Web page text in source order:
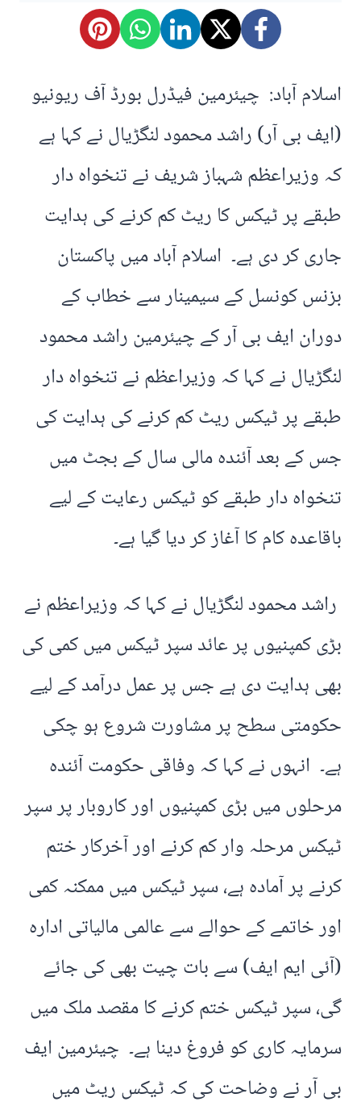
اسلام آباد: چیئرمین فیڈرل بورڈ آف ریونیو
(ایف بی آر) راشد محمود لنگڑیال نے کہا ہے
کہ وزیراعظم شہباز شریف نے تنخواہ دار
طبقے پر ٹیکس کا ریٹ کم کرنے کی ہدایت
جاری کر دی ہے۔ اسلام آباد میں پاکستان
بزنس کونسل کے سیمینار سے خطاب کے
دوران ایف بی آر کے چیئرمین راشد محمود
لنگڑیال نے کہا کہ وزیراعظم نے تنخواہ دار
طبقے پر ٹیکس ریٹ کم کرنے کی ہدایت کی
جس کے بعد آئندہ مالی سال کے بجٹ میں
تنخواہ دار طبقے کو ٹیکس رعایت کے لیے
باقاعدہ کام کا آغاز کر دیا گیا ہے۔
راشد محمود لنگڑیال نے کہا کہ وزیراعظم نے
بڑی کمپنیوں پر عائد سپر ٹیکس میں کمی کی
بھی ہدایت دی ہے جس پر عمل درآمد کے لیے
حکومتی سطح پر مشاورت شروع ہو چکی
ہے۔ انہوں نے کہا کہ وفاقی حکومت آئندہ
مرحلوں میں بڑی کمپنیوں اور کاروبار پر سپر
ٹیکس مرحلہ وار کم کرنے اور آخرکار ختم
کرنے پر آمادہ ہے، سپر ٹیکس میں ممکنہ کمی
اور خاتمے کے حوالے سے عالمی مالیاتی ادارہ
(آئی ایم ایف) سے بات چیت بھی کی جائے
گی، سپر ٹیکس ختم کرنے کا مقصد ملک میں
سرمایہ کاری کو فروغ دینا ہے۔ چیئرمین ایف
بی آر نے وضاحت کی کہ ٹیکس ریٹ میں